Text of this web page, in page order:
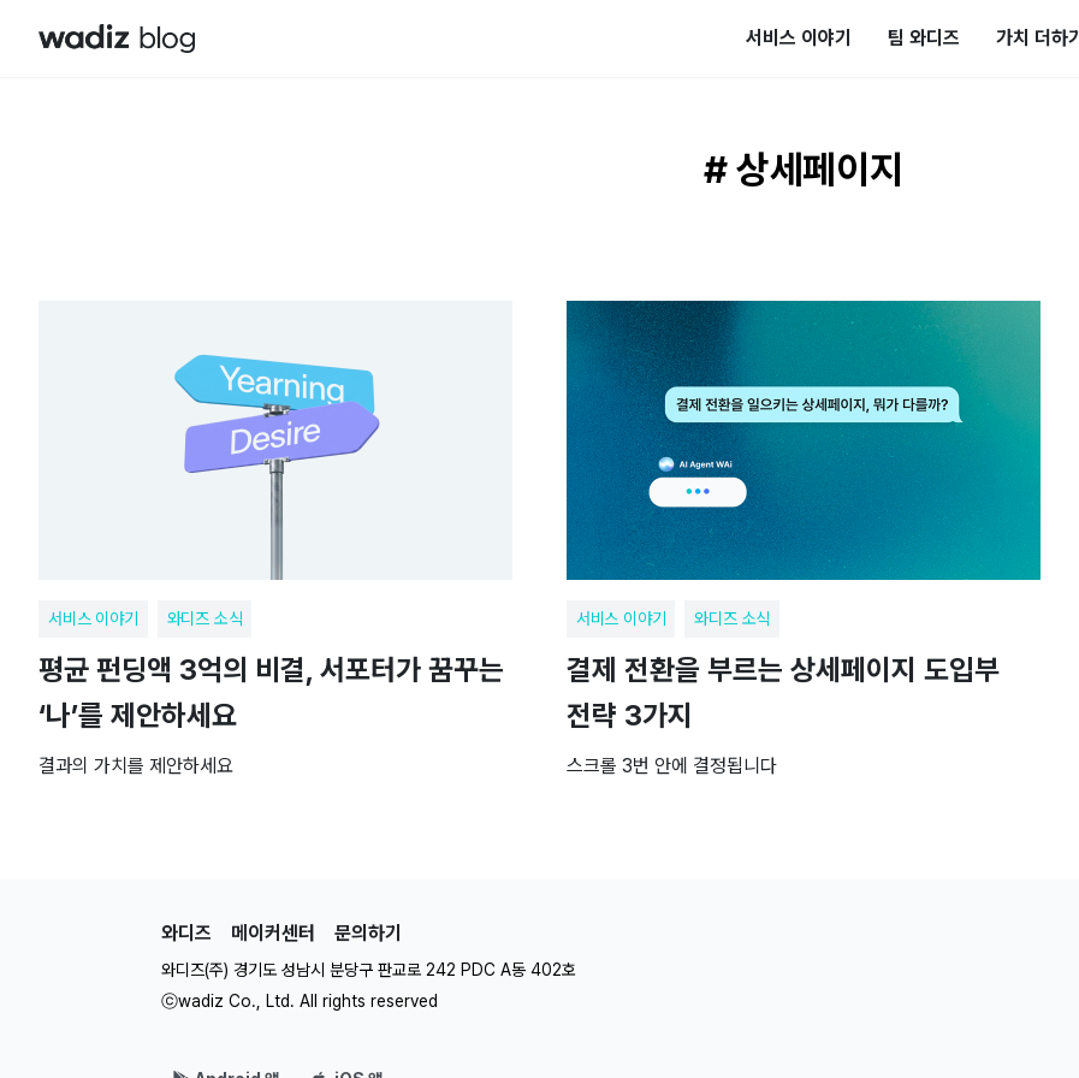
서비스 이야기 팀 와디즈 가치 더하기
# 상세페이지
서비스 이야기 와디즈 소식
평균 펀딩액 3억의 비결, 서포터가 꿈꾸는
‘나’를 제안하세요
결과의 가치를 제안하세요
서비스 이야기 와디즈 소식
결제 전환을 부르는 상세페이지 도입부
전략 3가지
스크롤 3번 안에 결정됩니다
와디즈 메이커센터 문의하기
와디즈(주) 경기도 성남시 분당구 판교로 242 PDC A동 402호
ⓒwadiz Co., Ltd. All rights reserved